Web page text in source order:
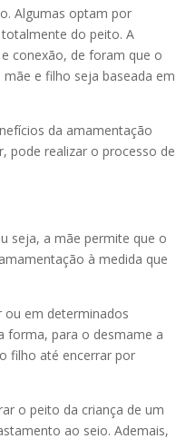
Algumas optam por
do peito. A
conexão, de foram que o
e filho seja baseada em
da amamentação
pode realizar o processo de
seja, a mãe permite que o
à medida que
ou em determinados
forma, para o desmame a
filho até encerrar por
o peito da criança de um
ao seio. Ademais,